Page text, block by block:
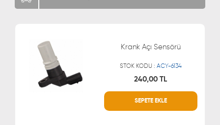
Krank Açı Sensörü
STOK KODU : ACY-6134
240,00 TL
SEPETE EKLE
MÜŞTERİ HİZMETLERİ